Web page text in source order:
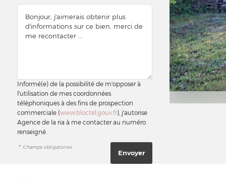
Informé(e) de la possibilité de m'opposer à
l'utilisation de mes coordonnées
téléphoniques à des fins de prospection
commerciale (www.bloctel.gouv.fr), j'autorise
Agence de la ria à me contacter au numéro
renseigné.
* Champs obligatoires